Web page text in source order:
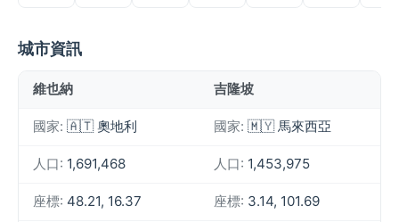
城市資訊
維也納 吉隆坡
國家: 🇦🇹 奧地利 國家: 🇲🇾 馬來西亞
人口: 1,691,468 人口: 1,453,975
座標: 48.21, 16.37 座標: 3.14, 101.69